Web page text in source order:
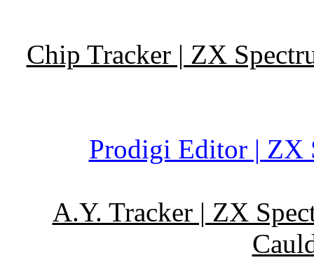
Chip Tracker | ZX
Prodigi Editor | ZX
A.Y. Tracker | ZX